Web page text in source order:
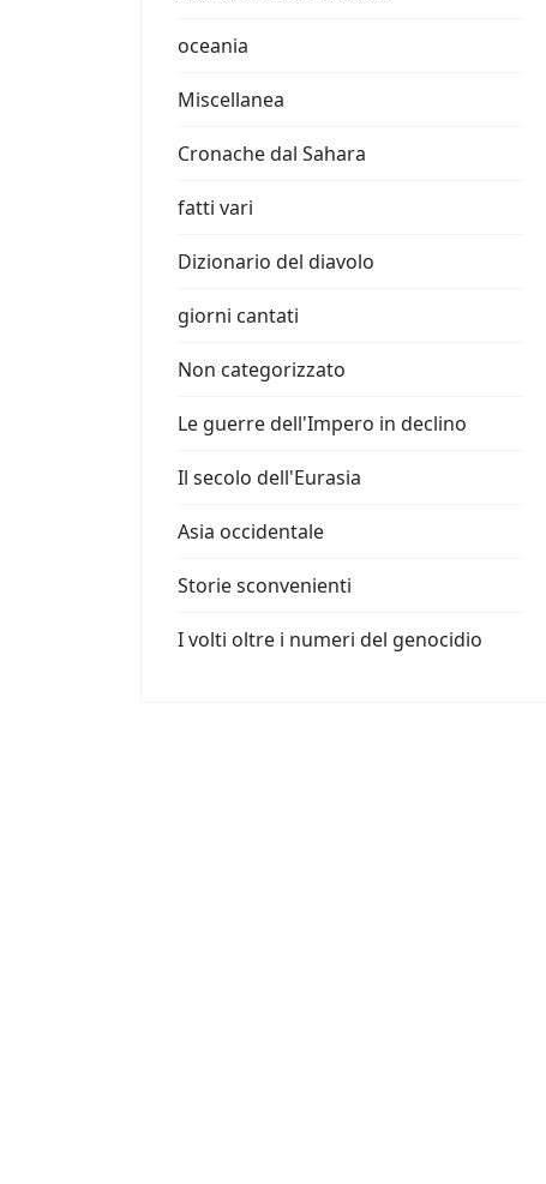
oceania
Miscellanea
Cronache dal Sahara
fatti vari
Dizionario del diavolo
giorni cantati
Non categorizzato
Le guerre dell'Impero in declino
Il secolo dell'Eurasia
Asia occidentale
Storie sconvenienti
I volti oltre i numeri del genocidio